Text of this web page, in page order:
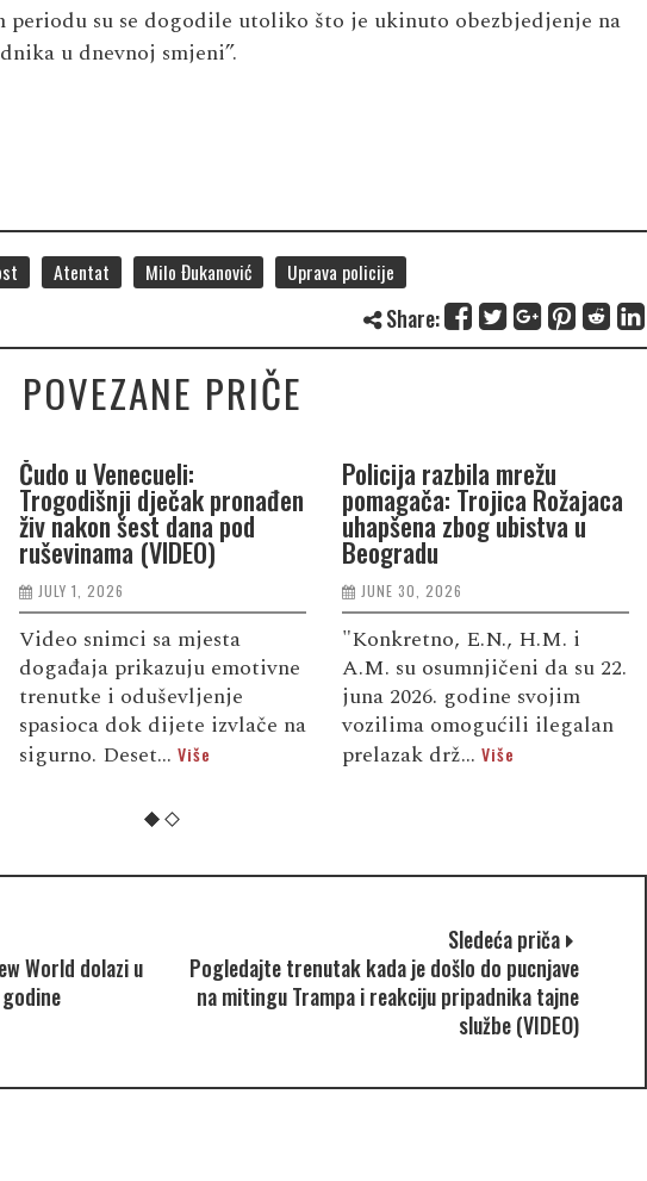
periodu su se dogodile utoliko što je ukinuto obezbjedjenje na
u dnevnoj smjeni”.
Atentat Milo Đukanović Uprava policije
Share:
POVEZANE PRIČE
Čudo u Venecueli:
Trogodišnji dječak pronađen
živ nakon šest dana pod
ruševinama (VIDEO)
JULY 1, 2026
Video snimci sa mjesta
događaja prikazuju emotivne
trenutke i oduševljenje
spasioca dok dijete izvlače na
sigurno. Deset... Više
Policija razbila mrežu
pomagača: Trojica Rožajaca
uhapšena zbog ubistva u
Beogradu
JUNE 30, 2026
"Konkretno, E.N., H.M. i
A.M. su osumnjičeni da su 22.
juna 2026. godine svojim
vozilima omogućili ilegalan
prelazak drž... Više
World dolazi u
Sledeća priča
Pogledajte trenutak kada je došlo do pucnjave
na mitingu Trampa i reakciju pripadnika tajne
službe (VIDEO)